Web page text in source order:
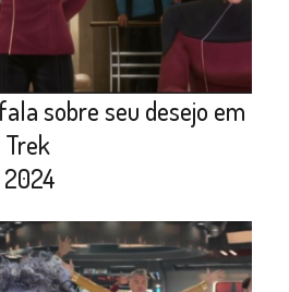
sobre seu desejo em